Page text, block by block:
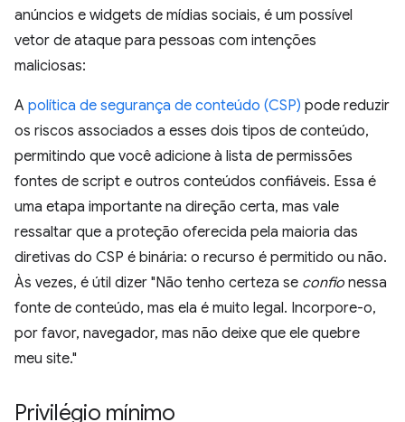
anúncios e widgets de mídias sociais, é um possível
vetor de ataque para pessoas com intenções
maliciosas:
A política de segurança de conteúdo (CSP) pode reduzir
os riscos associados a esses dois tipos de conteúdo,
permitindo que você adicione à lista de permissões
fontes de script e outros conteúdos confiáveis. Essa é
uma etapa importante na direção certa, mas vale
ressaltar que a proteção oferecida pela maioria das
diretivas do CSP é binária: o recurso é permitido ou não.
Às vezes, é útil dizer "Não tenho certeza se confio nessa
fonte de conteúdo, mas ela é muito legal. Incorpore-o,
por favor, navegador, mas não deixe que ele quebre
meu site."
Privilégio mínimo